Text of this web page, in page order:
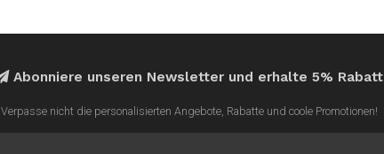
Abonniere unseren Newsletter und erhalte 5% Rabatt
Verpasse nicht die personalisierten Angebote, Rabatte und coole Promotionen!